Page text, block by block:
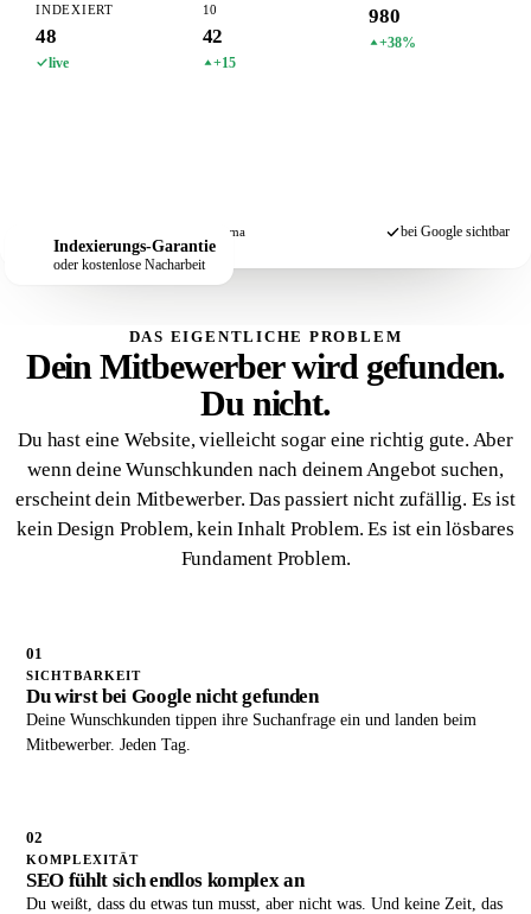
INDEXIERT
48
live
10
42
+15
980
+38%
Schema bei Google sichtbar
Indexierungs-Garantie
oder kostenlose Nacharbeit
DAS EIGENTLICHE PROBLEM
Dein Mitbewerber wird gefunden.
Du nicht.
Du hast eine Website, vielleicht sogar eine richtig gute. Aber
wenn deine Wunschkunden nach deinem Angebot suchen,
erscheint dein Mitbewerber. Das passiert nicht zufällig. Es ist
kein Design Problem, kein Inhalt Problem. Es ist ein lösbares
Fundament Problem.
01
SICHTBARKEIT
Du wirst bei Google nicht gefunden
Deine Wunschkunden tippen ihre Suchanfrage ein und landen beim
Mitbewerber. Jeden Tag.
02
KOMPLEXITÄT
SEO fühlt sich endlos komplex an
Du weißt, dass du etwas tun musst, aber nicht was. Und keine Zeit, das